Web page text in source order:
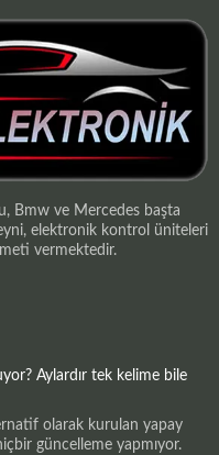
Bmw ve Mercedes başta
elektronik kontrol üniteleri
vermektedir.
Aylardır tek kelime bile
olarak kurulan yapay
güncelleme yapmıyor.